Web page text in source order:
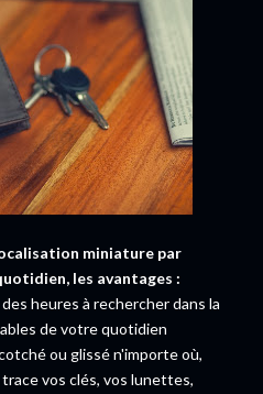
miniature par
les avantages :
heures à rechercher dans la
de votre quotidien
ou glissé n'importe où,
vos clés, vos lunettes,